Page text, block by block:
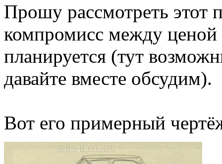
Прошу рассмотреть этот
компромисс между ценой
планируется (тут
давайте вместе обсудим).
Вот его примерный